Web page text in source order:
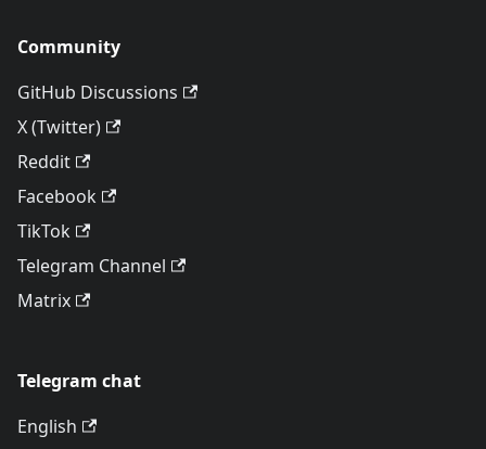
Community
GitHub Discussions
X (Twitter)
Reddit
Facebook
TikTok
Telegram Channel
Matrix
Telegram chat
English